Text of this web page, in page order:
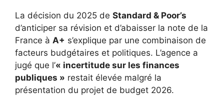
La décision du 2025 de Standard & Poor’s
d’anticiper sa révision et d’abaisser la note de la
France à A+ s’explique par une combinaison de
facteurs budgétaires et politiques. L’agence a
jugé que l’« incertitude sur les finances
publiques » restait élevée malgré la
présentation du projet de budget 2026.